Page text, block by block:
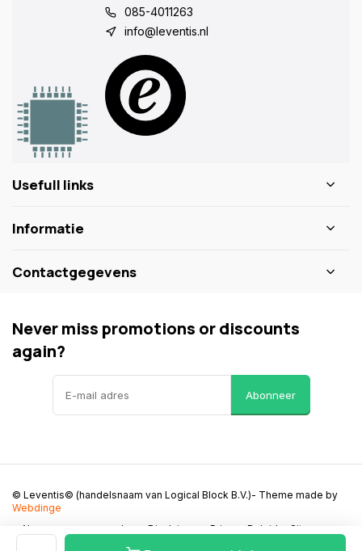
085-4011263
info@leventis.nl
Usefull links
Informatie
Contactgegevens
Never miss promotions or discounts
again?
Abonneer
Algemene voorwaarden Disclaimer Privacy Beleid Sitemap
© Leventis© (handelsnaam van Logical Block B.V.)- Theme made by
Webdinge